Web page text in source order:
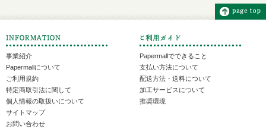
事業紹介
Papermallについて
ご利用規約
特定商取引法に関して
個人情報の取扱いについて
サイトマップ
お問い合わせ
Papermallでできること
支払い方法について
配送方法・送料について
加工サービスについて
推奨環境